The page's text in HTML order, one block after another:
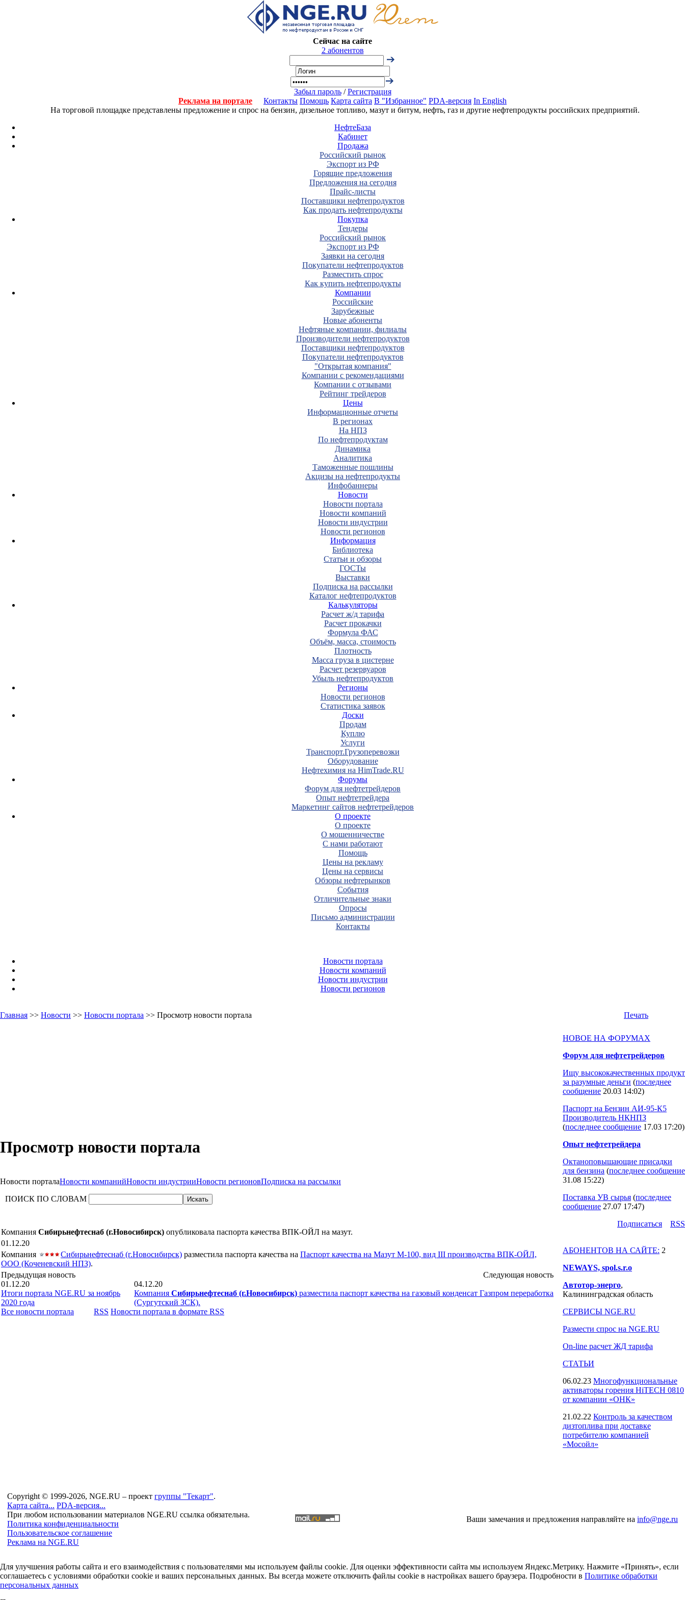
Сейчас на сайте
2 абонентов
Забыл пароль/Регистрация
Реклама на портале
Контакты Помощь Карта сайта В "Избранное" PDA-версия In English
На торговой площадке представлены предложение и спрос на бензин, дизельное топливо, мазут и битум, нефть, газ и другие нефтепродукты российских предприятий.
НефтеБаза
Кабинет
Продажа
Российский рынок
Экспорт из РФ
Горящие предложения
Предложения на сегодня
Прайс-листы
Поставщики нефтепродуктов
Как продать нефтепродукты
Покупка
Тендеры
Российский рынок
Экспорт из РФ
Заявки на сегодня
Покупатели нефтепродуктов
Разместить спрос
Как купить нефтепродукты
Компании
Российские
Зарубежные
Новые абоненты
Нефтяные компании, филиалы
Производители нефтепродуктов
Поставщики нефтепродуктов
Покупатели нефтепродуктов
"Открытая компания"
Компании с рекомендациями
Компании с отзывами
Рейтинг трейдеров
Цены
Информационные отчеты
В регионах
На НПЗ
По нефтепродуктам
Динамика
Аналитика
Таможенные пошлины
Акцизы на нефтепродукты
Инфобаннеры
Новости
Новости портала
Новости компаний
Новости индустрии
Новости регионов
Информация
Библиотека
Статьи и обзоры
ГОСТы
Выставки
Подписка на рассылки
Каталог нефтепродуктов
Калькуляторы
Расчет ж/д тарифа
Расчет прокачки
Формула ФАС
Объём, масса, стоимость
Плотность
Масса груза в цистерне
Расчет резервуаров
Убыль нефтепродуктов
Регионы
Новости регионов
Статистика заявок
Доски
Продам
Куплю
Услуги
Транспорт.Грузоперевозки
Оборудование
Нефтехимия на HimTrade.RU
Форумы
Форум для нефтетрейдеров
Опыт нефтетрейдера
Маркетинг сайтов нефтетрейдеров
О проекте
О проекте
О мошенничестве
С нами работают
Помощь
Цены на рекламу
Цены на сервисы
Обзоры нефтерынков
События
Отличительные знаки
Опросы
Письмо администрации
Контакты
Новости портала
Новости компаний
Новости индустрии
Новости регионов
Главная >> Новости >> Новости портала >> Просмотр новости портала Печать
Просмотр новости портала
Новости порталаНовости компанийНовости индустрииНовости регионовПодписка на рассылки
ПОИСК ПО СЛОВАМ
Компания Сибирьнефтеснаб (г.Новосибирск) опубликовала паспорта качества ВПК-ОЙЛ на мазут.
01.12.20
Компания
Сибирьнефтеснаб (г.Новосибирск) разместила паспорта качества на Паспорт качества на Мазут М-100, вид III производства ВПК-ОЙЛ,
ООО (Коченевский НПЗ).
Предыдущая новость
01.12.20
Итоги портала NGE.RU за ноябрь
2020 года
Следующая новость
04.12.20
Компания Сибирьнефтеснаб (г.Новосибирск) разместила паспорт качества на газовый конденсат Газпром переработка
(Сургутский ЗСК).
Все новости портала
RSS Новости портала в формате RSS
НОВОЕ НА ФОРУМАХ
Форум для нефтетрейдеров
Ищу высококачественных продукт
за разумные деньги (последнее
сообщение 20.03 14:02)
Паспорт на Бензин АИ-95-К5
Производитель НКНПЗ
(последнее сообщение 17.03 17:20)
Опыт нефтетрейдера
Октаноповышающие присадки
для бензина (последнее сообщение
31.08 15:22)
Поставка УВ сырья (последнее
сообщение 27.07 17:47)
Подпиcаться
RSS
АБОНЕНТОВ НА САЙТЕ: 2
NEWAYS, spol.s.r.o
Автотор-энерго,
Калининградская область
СЕРВИСЫ NGE.RU
Размести спрос на NGE.RU
On-line расчет ЖД тарифа
СТАТЬИ
06.02.23 Многофункциональные
активаторы горения HiTECH 0810
от компании «ОНК»
21.02.22 Контроль за качеством
дизтоплива при доставке
потребителю компанией
«Мосойл»
Copyright © 1999-2026, NGE.RU – проект группы "Текарт".
Карта сайта... PDA-версия...
При любом использовании материалов NGE.RU ссылка обязательна.
Политика конфиденциальности
Пользовательское соглашение
Реклама на NGE.RU
Ваши замечания и предложения направляйте на info@nge.ru
Для улучшения работы сайта и его взаимодействия с пользователями мы используем файлы cookie. Для оценки эффективности сайта мы используем Яндекс.Метрику. Нажмите «Принять», если
соглашаетесь с условиями обработки cookie и ваших персональных данных. Вы всегда можете отключить файлы cookie в настройках вашего браузера. Подробности в Политике обработки
персональных данных